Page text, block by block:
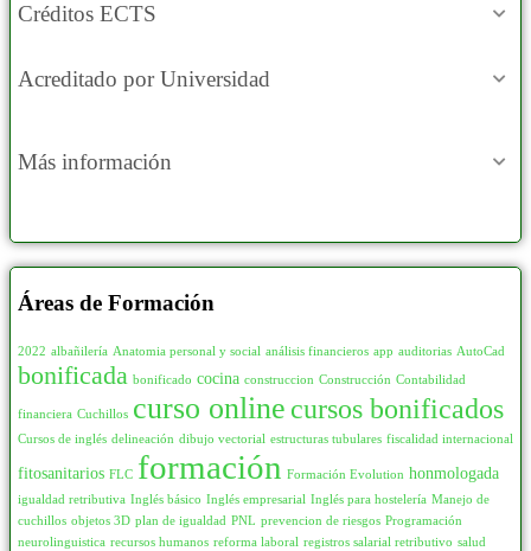
Créditos ECTS
Acreditado por Universidad
Más información
Áreas de Formación
2022 albañilería Anatomia personal y social análisis financieros app auditorias AutoCad
bonificada bonificado cocina construccion Construcción Contabilidad
financiera Cuchillos curso online cursos bonificados
Cursos de inglés delineación dibujo vectorial estructuras tubulares fiscalidad internacional
fitosanitarios FLC formación Formación Evolution honmologada
igualdad retributiva Inglés básico Inglés empresarial Inglés para hostelería Manejo de
cuchillos objetos 3D plan de igualdad PNL prevencion de riesgos Programación
neurolinguistica recursos humanos reforma laboral registros salarial retributivo salud